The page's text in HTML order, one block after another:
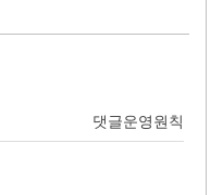
댓글운영원칙